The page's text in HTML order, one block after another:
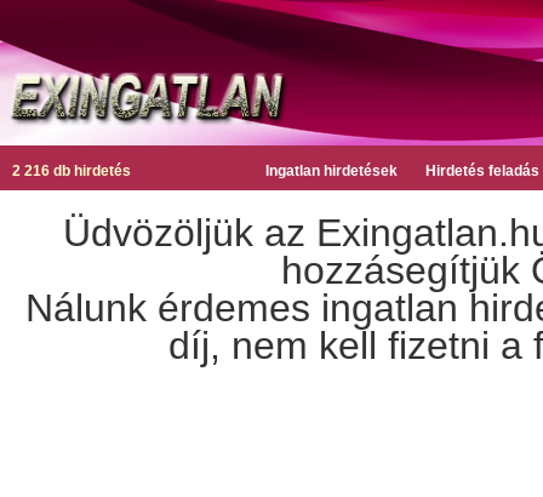
2 216 db hirdetés Ingatlan hirdetések Hirdetés feladás
Üdvözöljük az
hozzásegítjük
Nálunk érdemes ingatlan
díj, nem kell fizetni a